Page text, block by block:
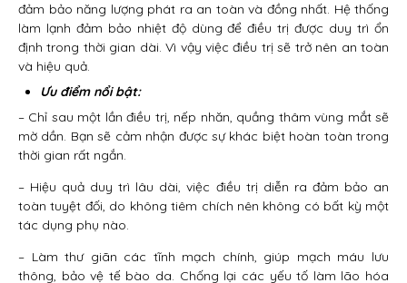
đảm bảo năng lượng phát ra an toàn và đồng nhất. Hệ thống
làm lạnh đảm bảo nhiệt độ dùng để điều trị được duy trì ổn
định trong thời gian dài. Vì vậy việc điều trị sẽ trở nên an toàn
và hiệu quả.
Ưu điểm nổi bật:
– Chỉ sau một lần điều trị, nếp nhăn, quầng thâm vùng mắt sẽ
mờ dần. Bạn sẽ cảm nhận được sự khác biệt hoàn toàn trong
thời gian rất ngắn.
– Hiệu quả duy trì lâu dài, việc điều trị diễn ra đảm bảo an
toàn tuyệt đối, do không tiêm chích nên không có bất kỳ một
tác dụng phụ nào.
– Làm thư giãn các tĩnh mạch chính, giúp mạch máu lưu
thông, bảo vệ tế bào da. Chống lại các yếu tố làm lão hóa